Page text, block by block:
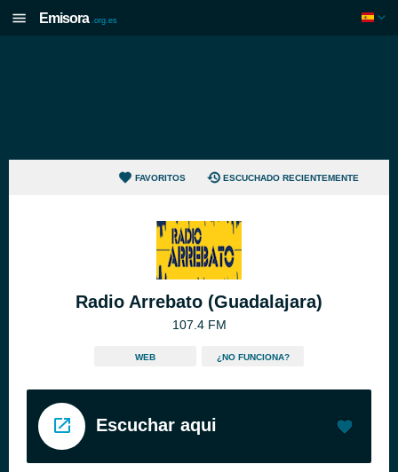
Emisora .org.es
FAVORITOS ESCUCHADO RECIENTEMENTE
Radio Arrebato (Guadalajara)
107.4 FM
WEB ¿NO FUNCIONA?
Escuchar aqui